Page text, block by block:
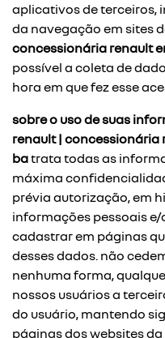
aplicativos de terceiros,
da navegação em sites
concessionária renault
possível a coleta de
hora em que fez esse
sobre o uso de suas
renault | concessionária
batrata todas as
máxima
prévia autorização, em
informações pessoais e/
cadastrar em páginas
desses dados. não
nenhuma forma,
nossos usuários a
do usuário, mantendo
páginas dos websites da